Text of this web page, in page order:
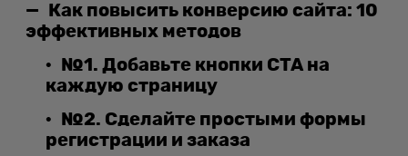
Как повысить конверсию сайта: 10
эффективных методов
№1. Добавьте кнопки CTA на
каждую страницу
№2. Сделайте простыми формы
регистрации и заказа